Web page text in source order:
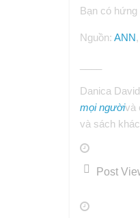
Bạn có
Nguồn: ANN,
Danica
mọi ngườivà
và sách
Post